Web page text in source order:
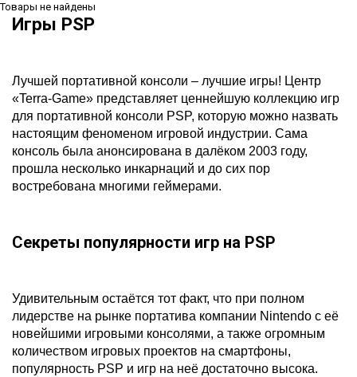
Товары не найдены
Игры PSP
Лучшей портативной консоли – лучшие игры! Центр
«Terra-Game» представляет ценнейшую коллекцию игр
для портативной консоли PSP, которую можно назвать
настоящим феноменом игровой индустрии. Сама
консоль была анонсирована в далёком 2003 году,
прошла несколько инкарнаций и до сих пор
востребована многими геймерами.
Секреты популярности игр на PSP
Удивительным остаётся тот факт, что при полном
лидерстве на рынке портатива компании Nintendo с её
новейшими игровыми консолями, а также огромным
количеством игровых проектов на смартфоны,
популярность PSP и игр на неё достаточно высока.